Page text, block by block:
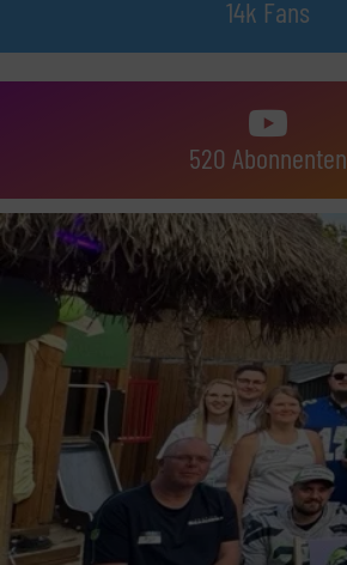
14k Fans
520 Abonnenten